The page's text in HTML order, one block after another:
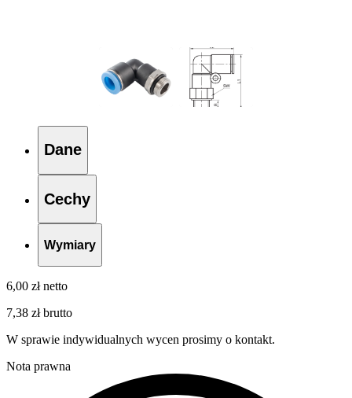
Dane
Cechy
Wymiary
6,00 zł netto
7,38 zł brutto
W sprawie indywidualnych wycen prosimy o kontakt.
Nota prawna